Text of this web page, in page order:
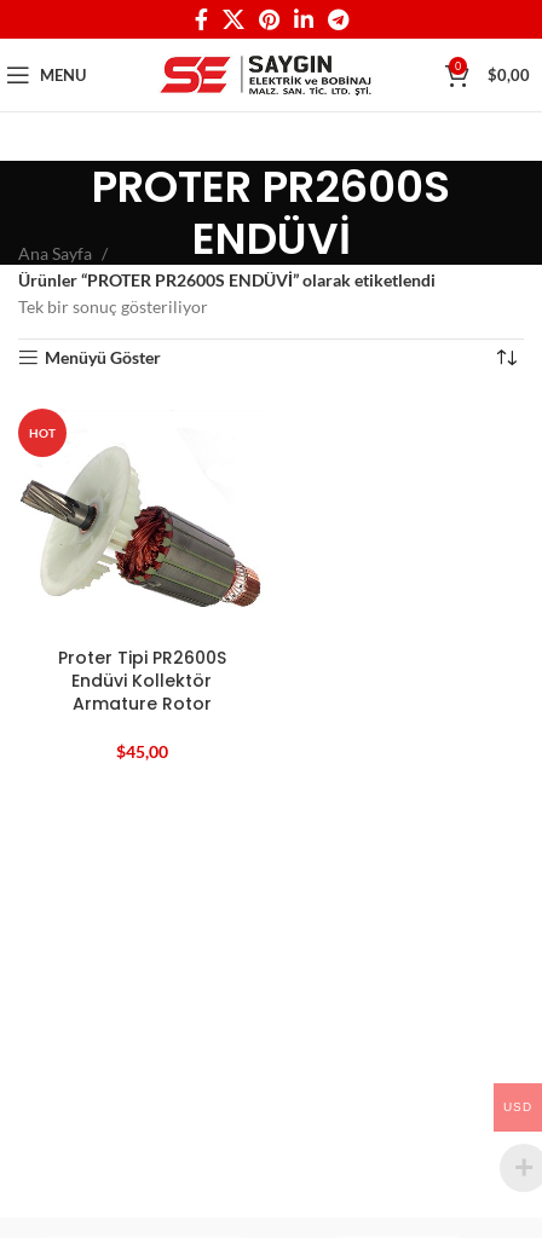
MENU 0 $0,00
PROTER PR2600S
ENDÜVİ
Ana Sayfa
Ürünler “PROTER PR2600S ENDÜVİ” olarak etiketlendi
Tek bir sonuç gösteriliyor
Menüyü Göster
HOT
Proter Tipi PR2600S
Endüvi Kollektör
Armature Rotor
$45,00
USD